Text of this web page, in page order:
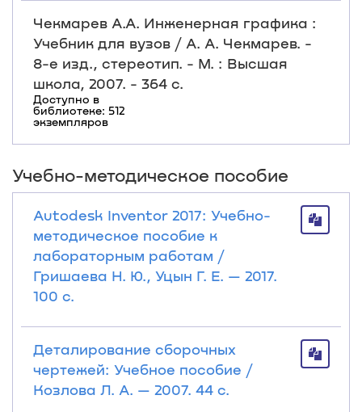
Чекмарев А.А. Инженерная графика :
Учебник для вузов / А. А. Чекмарев. -
8-е изд., стереотип. - М. : Высшая
школа, 2007. - 364 с.
Доступно в
библиотеке: 512
экземпляров
Учебно-методическое пособие
Autodesk Inventor 2017: Учебно-
методическое пособие к
лабораторным работам /
Гришаева Н. Ю., Уцын Г. Е. — 2017.
100 с.
Деталирование сборочных
чертежей: Учебное пособие /
Козлова Л. А. — 2007. 44 с.